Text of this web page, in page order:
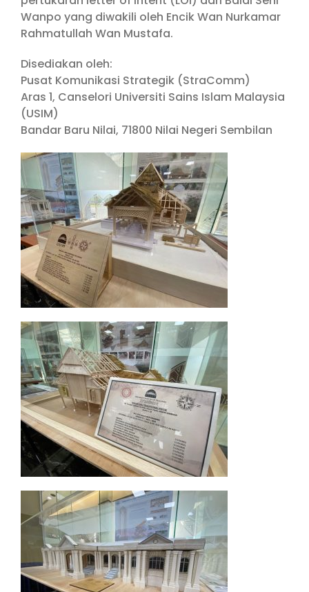
Wanpo yang diwakili oleh Encik Wan Nurkamar
Rahmatullah Wan Mustafa.
Disediakan oleh:
Pusat Komunikasi Strategik (StraComm)
Aras 1, Canselori Universiti Sains Islam Malaysia
(USIM)
Bandar Baru Nilai, 71800 Nilai Negeri Sembilan